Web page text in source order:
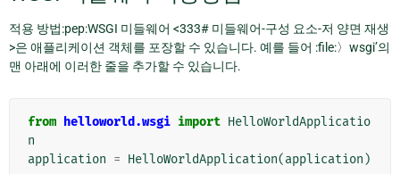
적용 방법:pep:WSGI 미들웨어 <333# 미들웨어-구성 요소-저 양면 재생
>은 애플리케이션 객체를 포장할 수 있습니다. 예를 들어 :file:〉wsgi’의
맨 아래에 이러한 줄을 추가할 수 있습니다.
from helloworld.wsgi import HelloWorldApplicatio
n
application = HelloWorldApplication(application )